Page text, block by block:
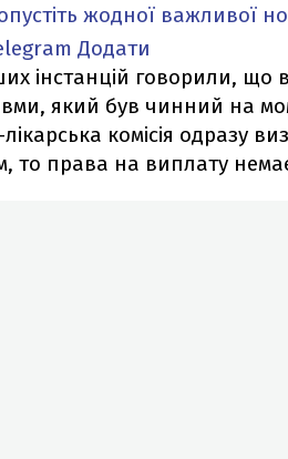
жодної важливої
Додати
інстанцій говорили,
який був чинний на
лікарська комісія одразу
то права на виплату